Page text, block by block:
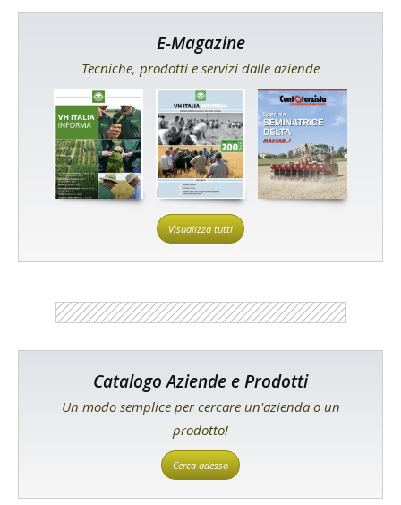
E-Magazine
Tecniche, prodotti e servizi dalle aziende
Visualizza tutti
Catalogo Aziende e Prodotti
Un modo semplice per cercare un'azienda o un
prodotto!
Cerca adesso